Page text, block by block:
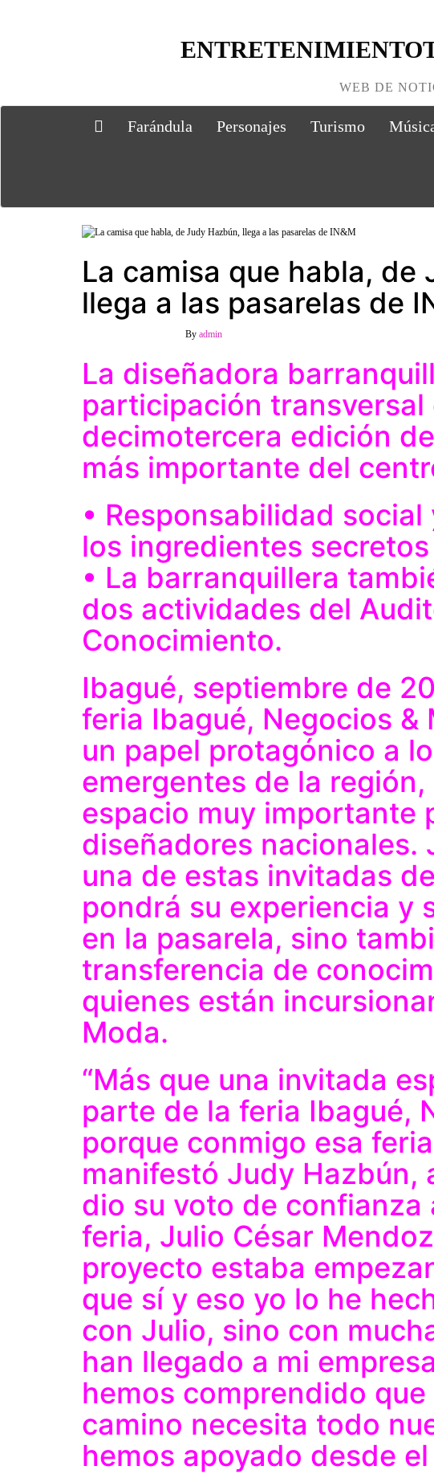
WEB DE
Farándula Personajes Turismo
La camisa que habla, de
llega a las pasarelas de
By admin
La diseñadora
participación transversal
decimotercera edición
más importante del
• Responsabilidad
los ingredientes
• La barranquillera
dos actividades del
Conocimiento.
Ibagué, septiembre de
feria Ibagué, Negocios &
un papel protagónico a
emergentes de la
espacio muy importante
diseñadores nacionales.
una de estas invitadas
pondrá su experiencia y
en la pasarela, sino
transferencia de
quienes están
Moda.
“Más que una invitada
parte de la feria Ibagué,
porque conmigo esa
manifestó Judy Hazbún,
dio su voto de confianza
feria, Julio César
proyecto estaba
que sí y eso yo lo he
con Julio, sino con
han llegado a mi
hemos comprendido
camino necesita todo
hemos apoyado desde el